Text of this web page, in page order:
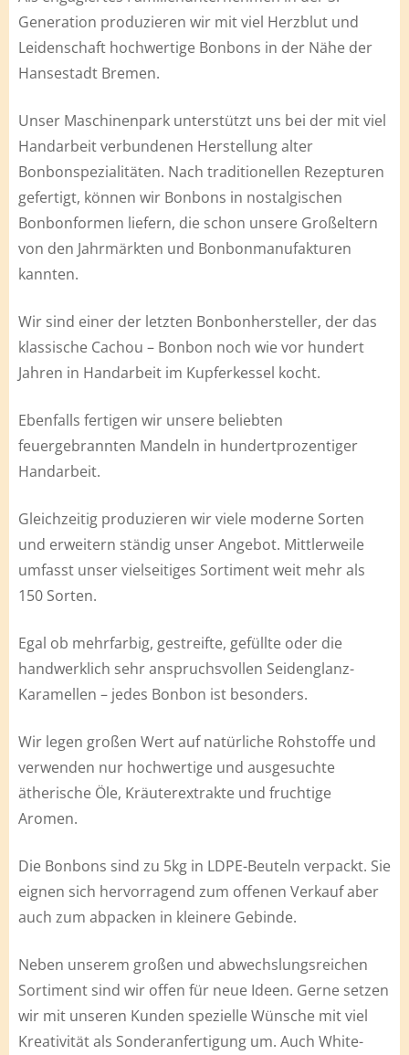
Generation produzieren wir mit viel Herzblut und
Leidenschaft hochwertige Bonbons in der Nähe der
Hansestadt Bremen.
Unser Maschinenpark unterstützt uns bei der mit viel
Handarbeit verbundenen Herstellung alter
Bonbonspezialitäten. Nach traditionellen Rezepturen
gefertigt, können wir Bonbons in nostalgischen
Bonbonformen liefern, die schon unsere Großeltern
von den Jahrmärkten und Bonbonmanufakturen
kannten.
Wir sind einer der letzten Bonbonhersteller, der das
klassische Cachou – Bonbon noch wie vor hundert
Jahren in Handarbeit im Kupferkessel kocht.
Ebenfalls fertigen wir unsere beliebten
feuergebrannten Mandeln in hundertprozentiger
Handarbeit.
Gleichzeitig produzieren wir viele moderne Sorten
und erweitern ständig unser Angebot. Mittlerweile
umfasst unser vielseitiges Sortiment weit mehr als
150 Sorten.
Egal ob mehrfarbig, gestreifte, gefüllte oder die
handwerklich sehr anspruchsvollen Seidenglanz-
Karamellen – jedes Bonbon ist besonders.
Wir legen großen Wert auf natürliche Rohstoffe und
verwenden nur hochwertige und ausgesuchte
ätherische Öle, Kräuterextrakte und fruchtige
Aromen.
Die Bonbons sind zu 5kg in LDPE-Beuteln verpackt. Sie
eignen sich hervorragend zum offenen Verkauf aber
auch zum abpacken in kleinere Gebinde.
Neben unserem großen und abwechslungsreichen
Sortiment sind wir offen für neue Ideen. Gerne setzen
wir mit unseren Kunden spezielle Wünsche mit viel
Kreativität als Sonderanfertigung um. Auch White-